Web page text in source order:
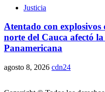
Justicia
Atentado con explosivos
norte del Cauca afectó
Panamericana
agosto 8, 2026 cdn24